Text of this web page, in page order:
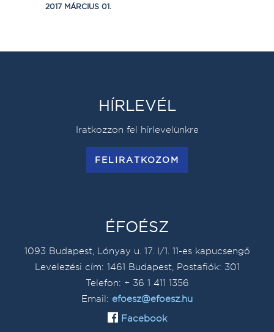
2017 MÁRCIUS 01.
HÍRLEVÉL
Iratkozzon fel hírlevelünkre
FELIRATKOZOM
ÉFOÉSZ
1093 Budapest, Lónyay u. 17. I/1. 11-es kapucsengő
Levelezési cím: 1461 Budapest, Postafiók: 301
Telefon: + 36 1 411 1356
Email: efoesz@efoesz.hu
Facebook